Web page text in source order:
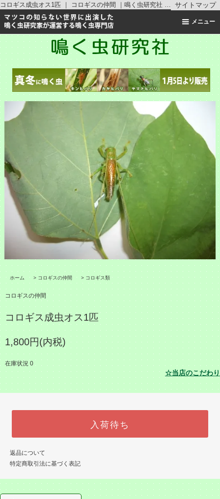
コロギス成虫オス1匹 ｜ コロギスの仲間 ｜鳴く虫研究社 | スズムシ マツムシ キリギリス 通販 サイトマップ
メニュー
ホーム > コロギスの仲間 > コロギス類
コロギスの仲間
コロギス成虫オス1匹
1,800円(内税)
在庫状況 0
☆当店のこだわり
入荷待ち
返品について
特定商取引法に基づく表記